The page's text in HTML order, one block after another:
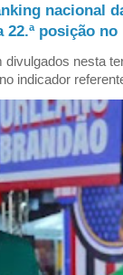
nacional
22.ª posição
nesta
indicador